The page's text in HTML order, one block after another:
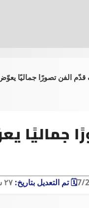
الفن تصورًا جماليًا
جماليًا
7/🗓️ تم التعديل بتاريخ: ٢٧ سبتمبر ٢٠٢٥